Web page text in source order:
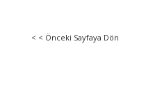
< < Önceki Sayfaya Dön